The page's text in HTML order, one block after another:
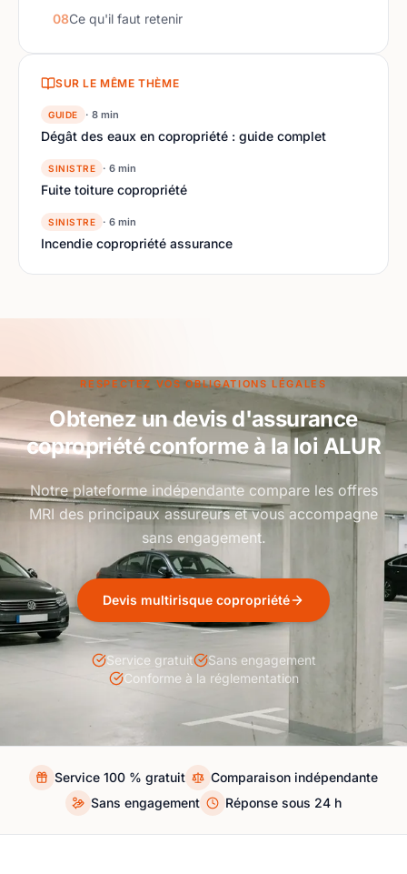
08Ce qu'il faut retenir
SUR LE MÊME THÈME
GUIDE · 8 min
Dégât des eaux en copropriété : guide complet
SINISTRE · 6 min
Fuite toiture copropriété
SINISTRE · 6 min
Incendie copropriété assurance
RESPECTEZ VOS OBLIGATIONS LÉGALES
Obtenez un devis d'assurance
copropriété conforme à la loi ALUR
Notre plateforme indépendante compare les offres
MRI des principaux assureurs et vous accompagne
sans engagement.
Devis multirisque copropriété
Service gratuit
Sans engagement
Conforme à la réglementation
Service 100 % gratuit
Comparaison indépendante
Sans engagement
Réponse sous 24 h